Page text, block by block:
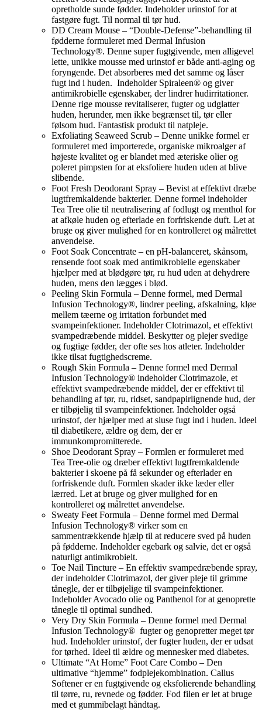
opretholde sunde fødder. Indeholder urinstof for at
fastgøre fugt. Til normal til tør hud.
DD Cream Mouse – “Double-Defense”-behandling til
fødderne formuleret med Dermal Infusion
Technology®. Denne super fugtgivende, men alligevel
lette, unikke mousse med urinstof er både anti-aging og
foryngende. Det absorberes med det samme og låser
fugt ind i huden. Indeholder Spiraleen® og giver
antimikrobielle egenskaber, der lindrer hudirritationer.
Denne rige mousse revitaliserer, fugter og udglatter
huden, herunder, men ikke begrænset til, tør eller
følsom hud. Fantastisk produkt til natpleje.
Exfoliating Seaweed Scrub – Denne unikke formel er
formuleret med importerede, organiske mikroalger af
højeste kvalitet og er blandet med æteriske olier og
poleret pimpsten for at eksfoliere huden uden at blive
slibende.
Foot Fresh Deodorant Spray – Bevist at effektivt dræbe
lugtfremkaldende bakterier. Denne formel indeholder
Tea Tree olie til neutralisering af fodlugt og menthol for
at afkøle huden og efterlade en forfriskende duft. Let at
bruge og giver mulighed for en kontrolleret og målrettet
anvendelse.
Foot Soak Concentrate – en pH-balanceret, skånsom,
rensende foot soak med antimikrobielle egenskaber
hjælper med at blødgøre tør, ru hud uden at dehydrere
huden, mens den lægges i blød.
Peeling Skin Formula – Denne formel, med Dermal
Infusion Technology®, lindrer peeling, afskalning, kløe
mellem tæerne og irritation forbundet med
svampeinfektioner. Indeholder Clotrimazol, et effektivt
svampedræbende middel. Beskytter og plejer svedige
og fugtige fødder, der ofte ses hos atleter. Indeholder
ikke tilsat fugtighedscreme.
Rough Skin Formula – Denne formel med Dermal
Infusion Technology® indeholder Clotrimazole, et
effektivt svampedræbende middel, der er effektivt til
behandling af tør, ru, ridset, sandpapirlignende hud, der
er tilbøjelig til svampeinfektioner. Indeholder også
urinstof, der hjælper med at sluse fugt ind i huden. Ideel
til diabetikere, ældre og dem, der er
immunkompromitterede.
Shoe Deodorant Spray – Formlen er formuleret med
Tea Tree-olie og dræber effektivt lugtfremkaldende
bakterier i skoene på få sekunder og efterlader en
forfriskende duft. Formlen skader ikke læder eller
lærred. Let at bruge og giver mulighed for en
kontrolleret og målrettet anvendelse.
Sweaty Feet Formula – Denne formel med Dermal
Infusion Technology® virker som en
sammentrækkende hjælp til at reducere sved på huden
på fødderne. Indeholder egebark og salvie, det er også
naturligt antimikrobielt.
Toe Nail Tincture – En effektiv svampedræbende spray,
der indeholder Clotrimazol, der giver pleje til grimme
tånegle, der er tilbøjelige til svampeinfektioner.
Indeholder Avocado olie og Panthenol for at genoprette
tånegle til optimal sundhed.
Very Dry Skin Formula – Denne formel med Dermal
Infusion Technology® fugter og genopretter meget tør
hud. Indeholder urinstof, der fugter huden, der er udsat
for tørhed. Ideel til ældre og mennesker med diabetes.
Ultimate “At Home” Foot Care Combo – Den
ultimative “hjemme” fodplejekombination. Callus
Softener er en fugtgivende og eksfolierende behandling
til tørre, ru, revnede og fødder. Fod filen er let at bruge
med et gummibelagt håndtag.